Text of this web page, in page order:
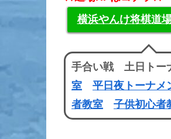
横浜やんけ将棋道
手合い戦 土日トー
室
平日夜トーナメ
者教室
子供初心者